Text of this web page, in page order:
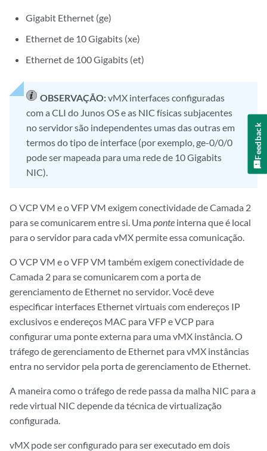
Gigabit Ethernet (ge)
Ethernet de 10 Gigabits (xe)
Ethernet de 100 Gigabits (et)
OBSERVAÇÃO:vMX interfaces configuradas
com a CLI do Junos OS e as NIC físicas subjacentes
no servidor são independentes umas das outras em
termos do tipo de interface (por exemplo, ge-0/0/0
pode ser mapeada para uma rede de 10 Gigabits
NIC).
O VCP VM e o VFP VM exigem conectividade de Camada 2
para se comunicarem entre si. Uma ponte interna que é local
para o servidor para cada vMX permite essa comunicação.
O VCP VM e o VFP VM também exigem conectividade de
Camada 2 para se comunicarem com a porta de
gerenciamento de Ethernet no servidor. Você deve
especificar interfaces Ethernet virtuais com endereços IP
exclusivos e endereços MAC para VFP e VCP para
configurar uma ponte externa para uma vMX instância.O
tráfego de gerenciamento de Ethernet para vMX instâncias
entra no servidor pela porta de gerenciamento de Ethernet.
A maneira como o tráfego de rede passa da malha NIC para a
rede virtual NIC depende da técnica de virtualização
configurada.
vMX pode ser configurado para ser executado em dois
Feedback